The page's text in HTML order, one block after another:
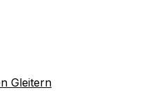
Gleitern